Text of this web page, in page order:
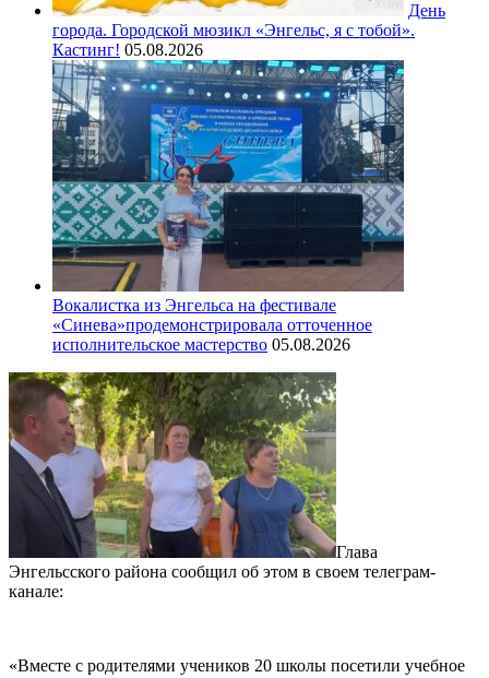
День
города. Городской мюзикл «Энгельс, я с тобой».
Кастинг! 05.08.2026
Вокалистка из Энгельса на фестивале
«Синева»продемонстрировала отточенное
исполнительское мастерство 05.08.2026
Глава
Энгельсского района сообщил об этом в своем телеграм-
канале:
«Вместе с родителями учеников 20 школы посетили учебное